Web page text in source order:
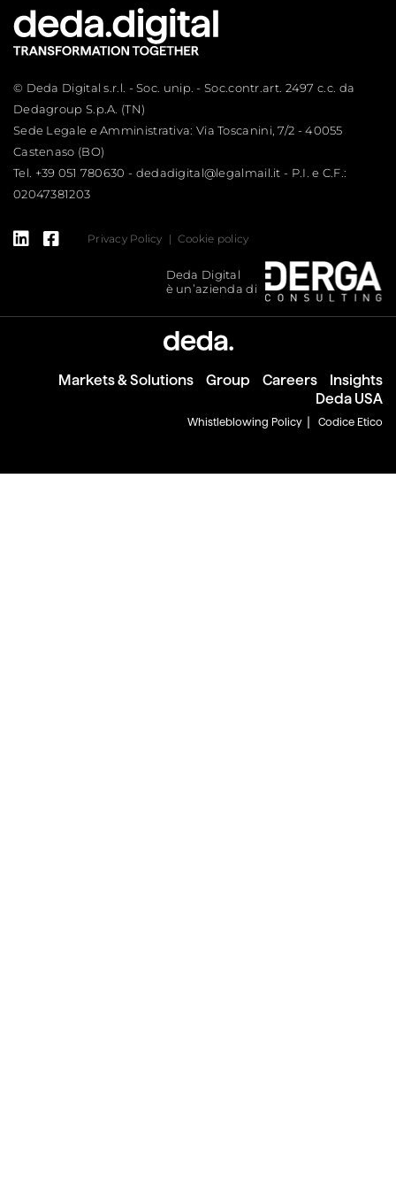
© Deda Digital s.r.l. - Soc. unip. - Soc.contr.art. 2497 c.c. da
Dedagroup S.p.A. (TN)
Sede Legale e Amministrativa: Via Toscanini, 7/2 - 40055
Castenaso (BO)
Tel. +39 051 780630 - dedadigital@legalmail.it - P.I. e C.F.:
02047381203
Privacy Policy Cookie policy
Deda Digital
è un’azienda di
Markets & Solutions Group Careers
Insights
Deda USA
Whistleblowing Policy Codice Etico